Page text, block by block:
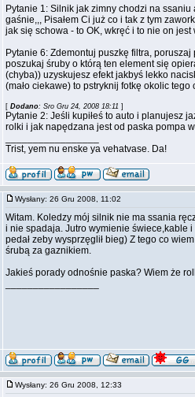
Pytanie 1: Silnik jak zimny chodzi na
gaśnie,,, Pisałem Ci już co i tak z tym
jak się schowa - to OK, wkręć i to nie on
Pytanie 6: Zdemontuj puszkę filtra,
poszukaj śruby o którą ten element się
(chyba)) uzyskujesz efekt jakbyś lekko
(mało ciekawe) to pstryknij fotkę okolic
[ Dodano: Sro Gru 24, 2008 18:11 ]
Pytanie 2: Jeśli kupiłeś to auto i planujesz
rolki i jak napędzana jest od paska pompa
Trist, yem nu enske ya vehatvase. Da!
Wysłany: 26 Gru 2008, 11:02
Witam. Koledzy mój silnik nie ma ssania
i nie spadaja. Jutro wymienie świece,kable i
pedał zeby wysprzęglił bieg) Z tego co
śrubą za gaznikiem.
Jakieś porady odnośnie paska? Wiem że
Wysłany: 26 Gru 2008, 12:33